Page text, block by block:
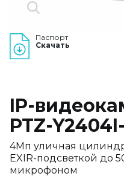
Паспорт
Скачать
IP-
PTZ-
4Мп уличная
EXIR-подсветкой до
микрофоном